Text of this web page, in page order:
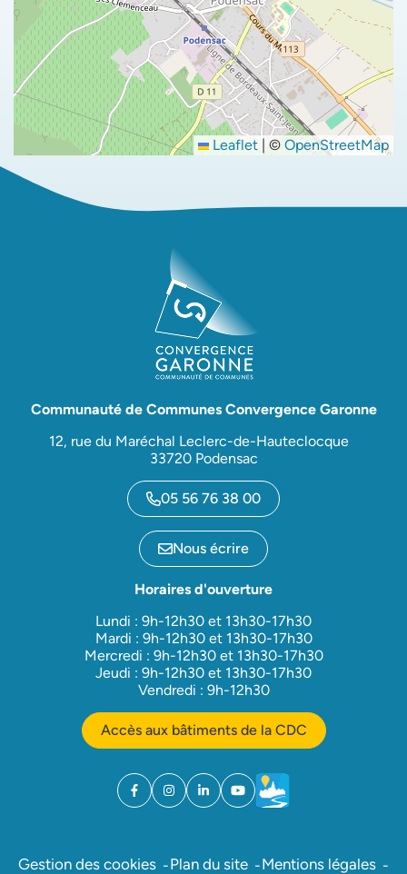
Leaflet | © OpenStreetMap
Communauté de Communes Convergence Garonne
12, rue du Maréchal Leclerc-de-Hauteclocque
33720 Podensac
05 56 76 38 00
Nous écrire
Horaires d'ouverture
Lundi : 9h-12h30 et 13h30-17h30
Mardi : 9h-12h30 et 13h30-17h30
Mercredi : 9h-12h30 et 13h30-17h30
Jeudi : 9h-12h30 et 13h30-17h30
Vendredi : 9h-12h30
Accès aux bâtiments de la CDC
Facebook
(ouverture dans un nouvel onglet)
Instagram
(ouverture dans un nouvel onglet)
Linkedin
(ouverture dans un nouvel onglet)
YouTube
(ouverture dans un nouvel
Météo
(ouverture dans un
Gestion des cookies Plan du site Mentions légales